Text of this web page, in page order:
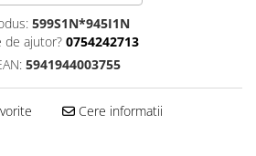
599S1N*945I1N
de ajutor? 0754242713
5941944003755
Cere informatii